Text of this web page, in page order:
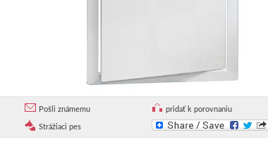
Pošli známemu pridať k porovnaniu
Strážiaci pes